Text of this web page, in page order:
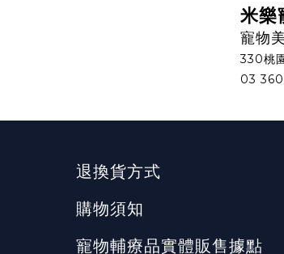
米樂
寵物
330桃
03
退換貨方式
購物須知
寵物輔療品實體販售據點